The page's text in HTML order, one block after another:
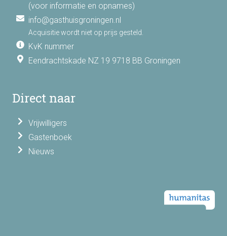
(voor informatie en opnames)
info@gasthuisgroningen.nl
Acquisitie wordt niet op prijs gesteld.
KvK nummer
Eendrachtskade NZ 19 9718 BB Groningen
Direct naar
Vrijwilligers
Gastenboek
Nieuws